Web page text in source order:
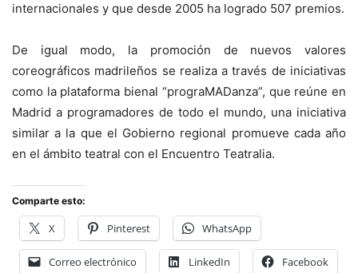
internacionales y que desde 2005 ha logrado 507 premios.
De igual modo, la promoción de nuevos valores
coreográficos madrileños se realiza a través de iniciativas
como la plataforma bienal “prograMADanza”, que reúne en
Madrid a programadores de todo el mundo, una iniciativa
similar a la que el Gobierno regional promueve cada año
en el ámbito teatral con el Encuentro Teatralia.
Comparte esto:
X Pinterest WhatsApp
Correo electrónico LinkedIn Facebook